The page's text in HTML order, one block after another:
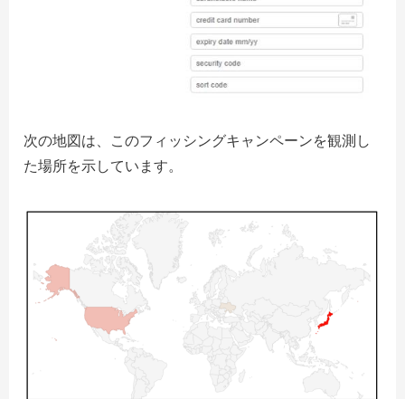
次の地図は、このフィッシングキャンペーンを観測し
た場所を示しています。